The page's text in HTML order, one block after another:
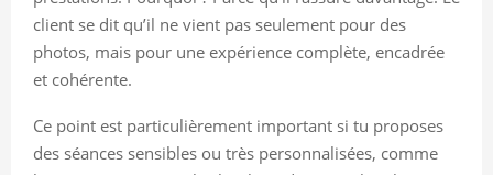
client se dit qu’il ne vient pas seulement pour des
photos, mais pour une expérience complète, encadrée
et cohérente.
Ce point est particulièrement important si tu proposes
des séances sensibles ou très personnalisées, comme